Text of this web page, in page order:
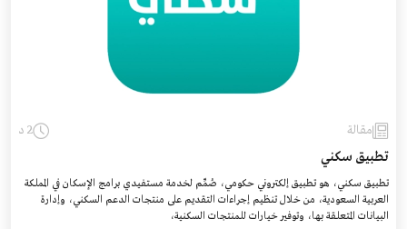
مقالة 2 د
تطبيق سكني
تطبيق سكني، هو تطبيق إلكتروني حكومي، صُمِّم لخدمة مستفيدي برامج الإسكان في المملكة
العربية السعودية، من خلال تنظيم إجراءات التقديم على منتجات الدعم السكني، وإدارة
البيانات المتعلقة بها، وتوفير خيارات للمنتجات السكنية،